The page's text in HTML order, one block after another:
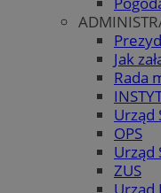
Jak
Rada
Urząd
OPS
Urząd
ZUS